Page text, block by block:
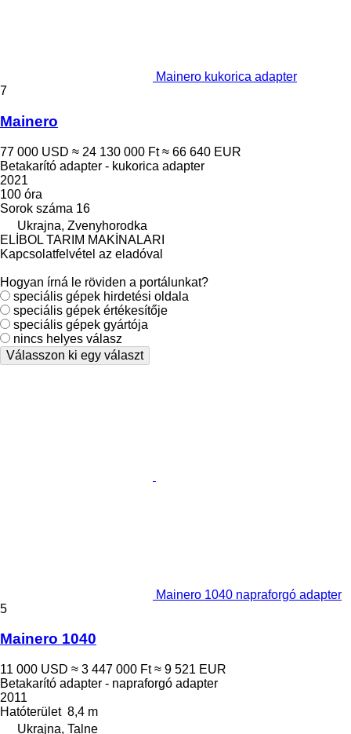
Mainero kukorica adapter
7
Mainero
77 000 USD ≈ 24 130 000 Ft ≈ 66 640 EUR
Betakarító adapter - kukorica adapter
2021
100 óra
Sorok száma 16
Ukrajna, Zvenyhorodka
ELİBOL TARIM MAKİNALARI
Kapcsolatfelvétel az eladóval
Hogyan írná le röviden a portálunkat?
speciális gépek hirdetési oldala
speciális gépek értékesítője
speciális gépek gyártója
nincs helyes válasz
Válasszon ki egy választ
Mainero 1040 napraforgó adapter
5
Mainero 1040
11 000 USD ≈ 3 447 000 Ft ≈ 9 521 EUR
Betakarító adapter - napraforgó adapter
2011
Hatóterület 8,4 m
Ukrajna, Talne